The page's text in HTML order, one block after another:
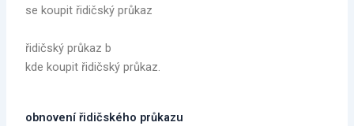
se koupit řidičský průkaz
řidičský průkaz b
kde koupit řidičský průkaz.
obnovení řidičského průkazu